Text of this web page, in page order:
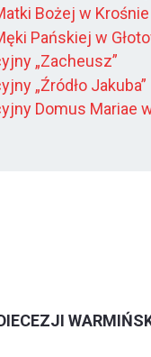
Bożej w Krośnie
Pańskiej w
„Zacheusz”
„Źródło Jakuba”
Domus Mariae